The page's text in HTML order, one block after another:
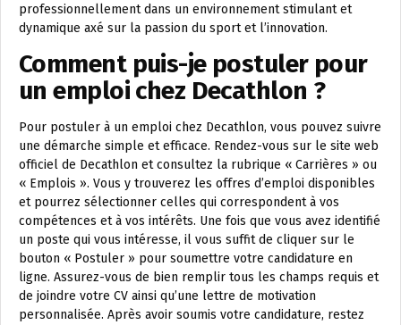
professionnellement dans un environnement stimulant et
dynamique axé sur la passion du sport et l’innovation.
Comment puis-je postuler pour
un emploi chez Decathlon ?
Pour postuler à un emploi chez Decathlon, vous pouvez suivre
une démarche simple et efficace. Rendez-vous sur le site web
officiel de Decathlon et consultez la rubrique « Carrières » ou
« Emplois ». Vous y trouverez les offres d’emploi disponibles
et pourrez sélectionner celles qui correspondent à vos
compétences et à vos intérêts. Une fois que vous avez identifié
un poste qui vous intéresse, il vous suffit de cliquer sur le
bouton « Postuler » pour soumettre votre candidature en
ligne. Assurez-vous de bien remplir tous les champs requis et
de joindre votre CV ainsi qu’une lettre de motivation
personnalisée. Après avoir soumis votre candidature, restez